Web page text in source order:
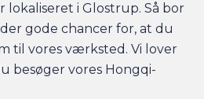
lokaliseret i Glostrup. Så bor
gode chancer for, at du
til vores værksted. Vi lover
besøger vores Hongqi-